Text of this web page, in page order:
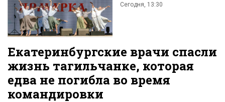
Сегодня, 13:30
Екатеринбургские врачи спасли
жизнь тагильчанке, которая
едва не погибла во время
командировки